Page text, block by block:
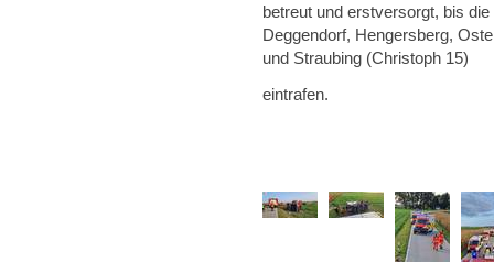
betreut und erstversorgt, bis
Deggendorf, Hengersberg,
und Straubing (Christoph 15)
eintrafen.